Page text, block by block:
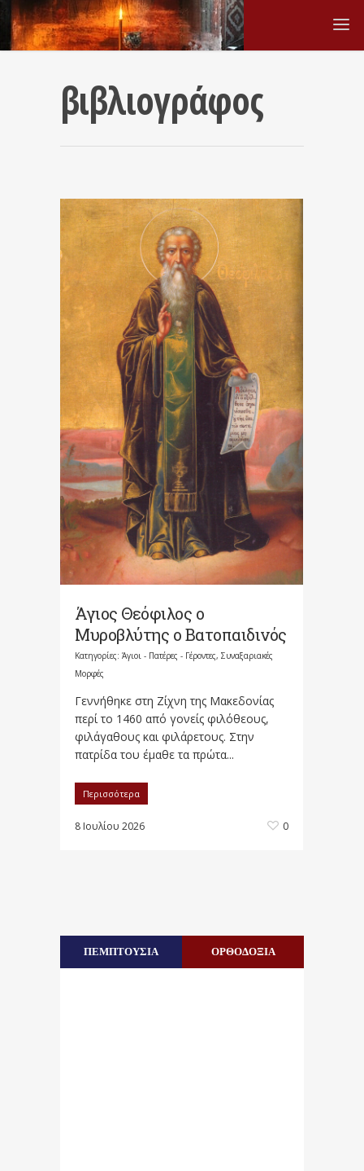
βιβλιογράφος
Άγιος Θεόφιλος ο
Μυροβλύτης ο Βατοπαιδινός
Κατηγορίες: Άγιοι - Πατέρες - Γέροντες, Συναξαριακές
Μορφές
Γεννήθηκε στη Ζίχνη της Μακεδονίας
περί το 1460 από γονείς φιλόθεους,
φιλάγαθους και φιλάρετους. Στην
πατρίδα του έμαθε τα πρώτα...
Περισσότερα
8 Ιουλίου 2026 0
ΠΕΜΠΤΟΥΣΙΑ ΟΡΘΟΔΟΞΙΑ